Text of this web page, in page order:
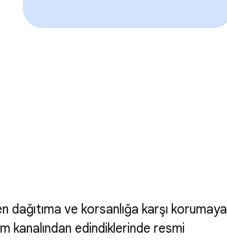
ve korsanlığa karşı korumaya
kanalından edindiklerinde resmi